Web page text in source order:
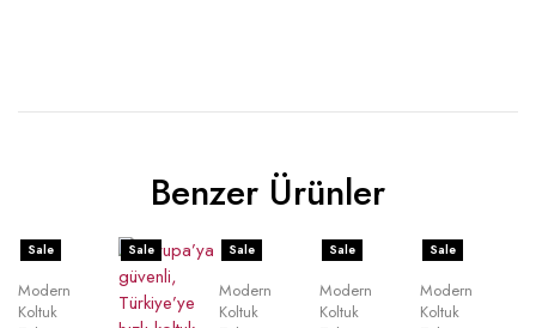
Benzer Ürünler
Sale
Modern
Koltuk
Sale Sale
Modern
Koltuk
Sale
Modern
Koltuk
Sale
Modern
Koltuk